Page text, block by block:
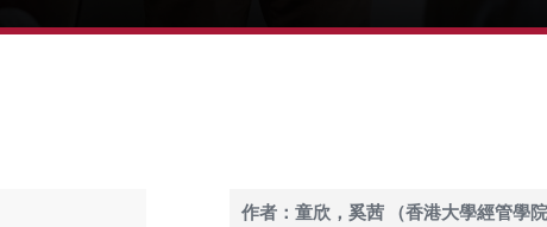
作者：童欣，奚茜 （香港大學經管學院